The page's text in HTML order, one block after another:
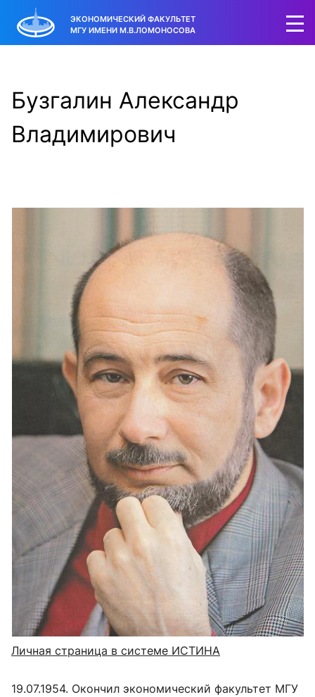
ЭКОНОМИЧЕСКИЙ ФАКУЛЬТЕТ
МГУ ИМЕНИ М.В.ЛОМОНОСОВА
Бузгалин Александр
Владимирович
Личная страница в системе ИСТИНА
19.07.1954. Окончил экономический факультет МГУ